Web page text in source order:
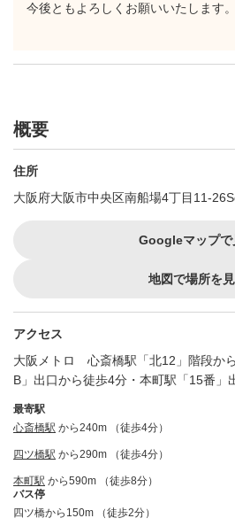
今後ともよろしくお願いいたします。
概要
住所
大阪府大阪市中央区南船場4丁目11-
Googleマップで
地図で場所を
アクセス
大阪メトロ 心斎橋駅「北12」階段か
B」出口から徒歩4分・本町駅「15番」
最寄駅
心斎橋駅 から240m （徒歩4分）
四ツ橋駅 から290m （徒歩4分）
本町駅 から590m （徒歩8分）
バス停
四ツ橋から150m （徒歩2分）